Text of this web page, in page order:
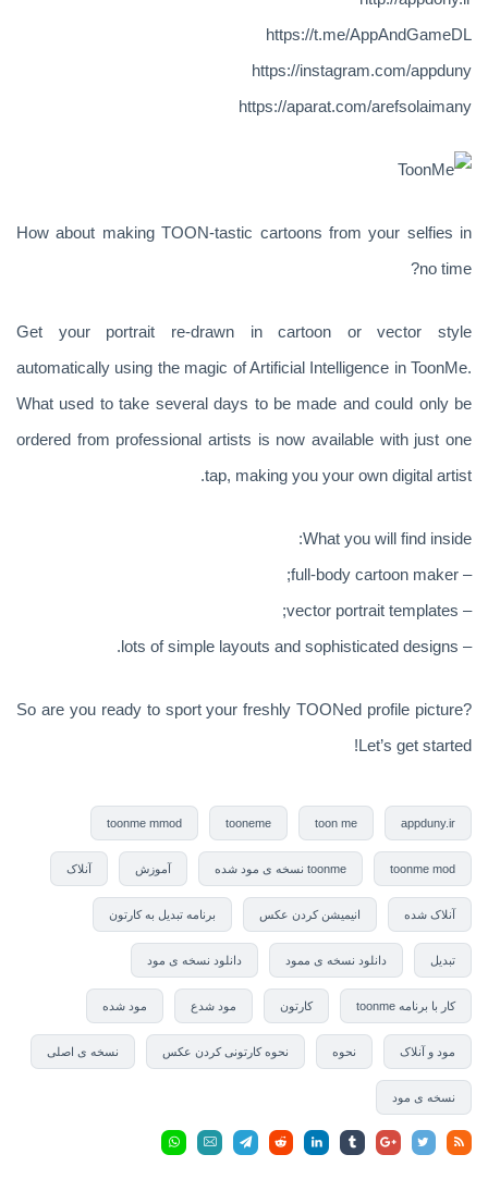
https://t.me/AppAndGameDL
https://instagram.com/appduny
https://aparat.com/arefsolaimany
How about making TOON-tastic cartoons from your selfies in
no time?
Get your portrait re-drawn in cartoon or vector style
automatically using the magic of Artificial Intelligence in ToonMe.
What used to take several days to be made and could only be
ordered from professional artists is now available with just one
tap, making you your own digital artist.
What you will find inside:
– full-body cartoon maker;
– vector portrait templates;
– lots of simple layouts and sophisticated designs.
So are you ready to sport your freshly TOONed profile picture?
Let’s get started!
appduny.ir
toon me
tooneme
toonme mmod
toonme mod toonme نسخه ی مود شده آموزش آنلاک
آنلاک شده انیمیشن کردن عکس برنامه تبدیل به کارتون
تبدیل دانلود نسخه ی ممود دانلود نسخه ی مود
کار با برنامه toonme کارتون مود شدع مود شده
مود و آنلاک نحوه نحوه کارتونی کردن عکس نسخه ی اصلی
نسخه ی مود